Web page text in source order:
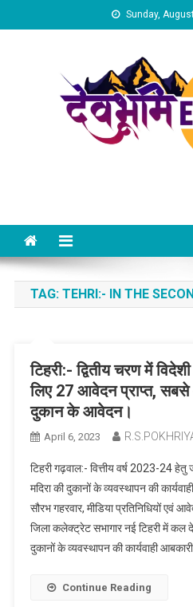
to
Sunday,
TAG: TEHRI:- IN THE
टिहरी:- द्वितीय चरण में
लिए 27 आवेदन प्राप्त,
दुकान के आवेदन।
April 6, 2023
टिहरी गढ़वाल:- वित्तीय वर्ष 2023-24
मदिरा की दुकानों के व्यवस्थापन की
सौरभ गहरवार, मीडिया प्रतिनिधियों एवं
जिला कलेक्ट्रेट सभागार नई टिहरी में कल
दुकानों के व्यवस्थापन की कार्यवाही
Continue Reading